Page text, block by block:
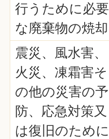
行うために必要
な廃棄物の焼却
震災、風水害、
火災、凍霜害そ
の他の災害の予
防、応急対策又
は復旧のために